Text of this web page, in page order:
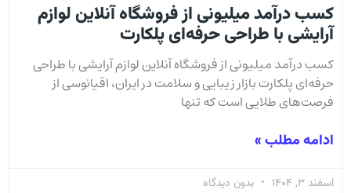
کسب درآمد میلیونی از فروشگاه آنلاین لوازم
آرایشی با طراحی حرفه‌ای پلکارت
کسب درآمد میلیونی از فروشگاه آنلاین لوازم آرایشی با طراحی
حرفه‌ای پلکارت بازار زیبایی و سلامت در ایران، اقیانوسی از
فرصت‌های طلایی است که تنها
ادامه مطلب »
اسفند 3, 1404 بدون دیدگاه